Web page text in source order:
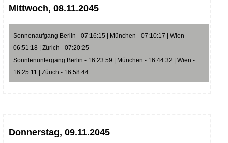
Mittwoch, 08.11.2045
Sonnenaufgang Berlin - 07:16:15 | München - 07:10:17 | Wien -
06:51:18 | Zürich - 07:20:25
Sonntenuntergang Berlin - 16:23:59 | München - 16:44:32 | Wien -
16:25:11 | Zürich - 16:58:44
Donnerstag, 09.11.2045